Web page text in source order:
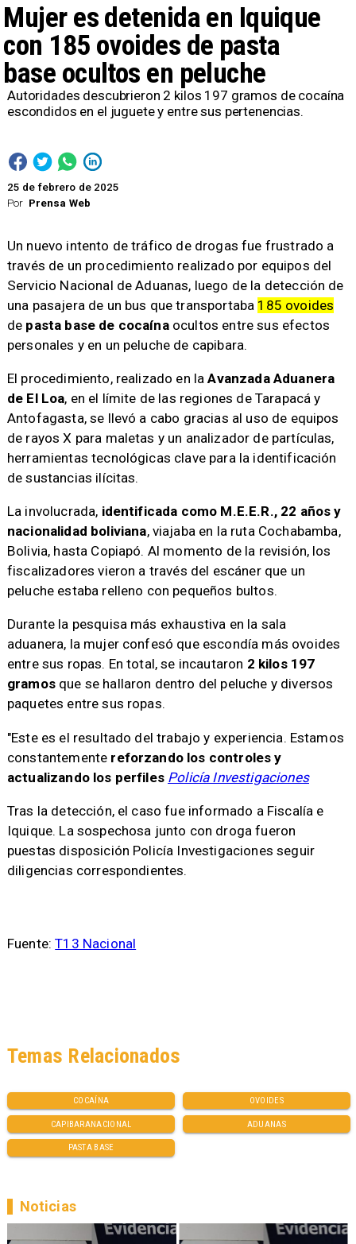
Por Prensa Web
Mujer es detenida en Iquique
con 185 ovoides de pasta
base ocultos en peluche
25 de febrero de 2025
Autoridades descubrieron 2 kilos 197 gramos de cocaína
escondidos en el juguete y entre sus pertenencias.
Un nuevo intento de tráfico de drogas fue frustrado a
través de un procedimiento realizado por equipos del
Servicio Nacional de Aduanas, luego de la detección de
una pasajera de un bus que transportaba 185 ovoides
de pasta base de cocaínaocultos entre sus efectos
personales y en un peluche de capibara.
El procedimiento, realizado en laAvanzada Aduanera
de El Loa, en el límite de las regiones de Tarapacá y
Antofagasta, se llevó a cabo gracias al uso de equipos
de rayos X para maletas y un analizador de partículas,
herramientas tecnológicas clave para la identificación
de sustancias ilícitas.
La involucrada, identificada como M.E.E.R., 22 años y
nacionalidad boliviana, viajaba en la ruta Cochabamba,
Bolivia, hasta Copiapó. Al momento de la revisión, los
fiscalizadores vieron a través del escáner que un
peluche estaba relleno con pequeños bultos.
Durante la pesquisa más exhaustiva en la sala
aduanera, la mujer confesó que escondía más ovoides
entre sus ropas. En total, se incautaron 2 kilos 197
gramosque se hallaron dentro del peluche y diversos
paquetes entre sus ropas.
"Este es el resultado del trabajo y experiencia. Estamos
constantemente reforzando los controles y
actualizando los perfiles Policía Investigaciones
Tras la detección, el caso fue informado a Fiscalía e
Iquique. La sospechosa junto con droga fueron
puestas disposición Policía Investigaciones seguir
diligencias correspondientes.
Fuente:T13 Nacional
COCAÍNA OVOIDES
CAPIBARANACIONAL ADUANAS
PASTA BASE
Temas Relacionados
Noticias